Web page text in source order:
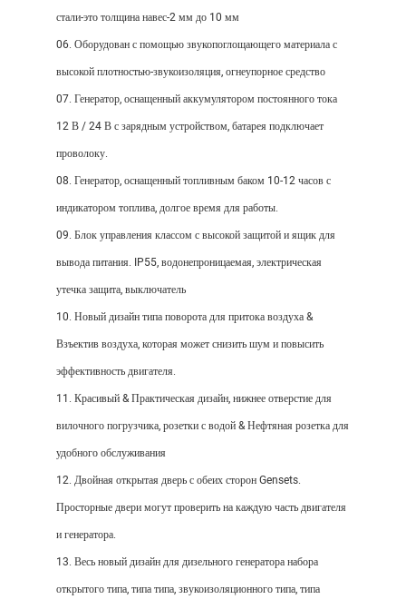
стали-это толщина навес-2 мм до 10 мм
06. Оборудован с помощью звукопоглощающего материала с
высокой плотностью-звукоизоляция, огнеупорное средство
07. Генератор, оснащенный аккумулятором постоянного тока
12 В / 24 В с зарядным устройством, батарея подключает
проволоку.
08. Генератор, оснащенный топливным баком 10-12 часов с
индикатором топлива, долгое время для работы.
09. Блок управления классом с высокой защитой и ящик для
вывода питания. IP55, водонепроницаемая, электрическая
утечка защита, выключатель
10. Новый дизайн типа поворота для притока воздуха &
Взъектив воздуха, которая может снизить шум и повысить
эффективность двигателя.
11. Красивый & Практическая дизайн, нижнее отверстие для
вилочного погрузчика, розетки с водой & Нефтяная розетка для
удобного обслуживания
12. Двойная открытая дверь с обеих сторон Gensets.
Просторные двери могут проверить на каждую часть двигателя
и генератора.
13. Весь новый дизайн для дизельного генератора набора
открытого типа, типа типа, звукоизоляционного типа, типа